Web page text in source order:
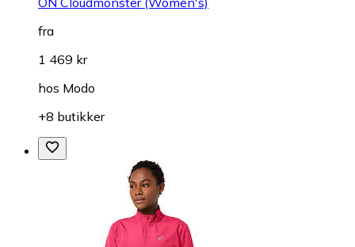
fra
1 469 kr
hos Modo
+8 butikker